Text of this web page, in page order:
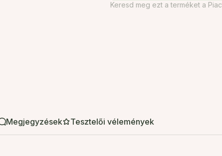
Keresd meg ezt a terméket a
Megjegyzések Tesztelői vélemények